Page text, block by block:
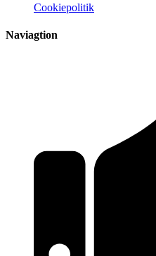
Cookiepolitik
Naviagtion